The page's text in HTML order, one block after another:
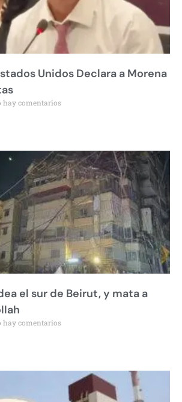
Unidos Declara a Morena
hay comentarios
el sur de Beirut, y mata a
hay comentarios